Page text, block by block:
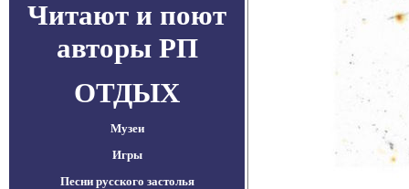
Читают и поют
авторы РП
ОТДЫХ
Музеи
Игры
Песни русского застолья